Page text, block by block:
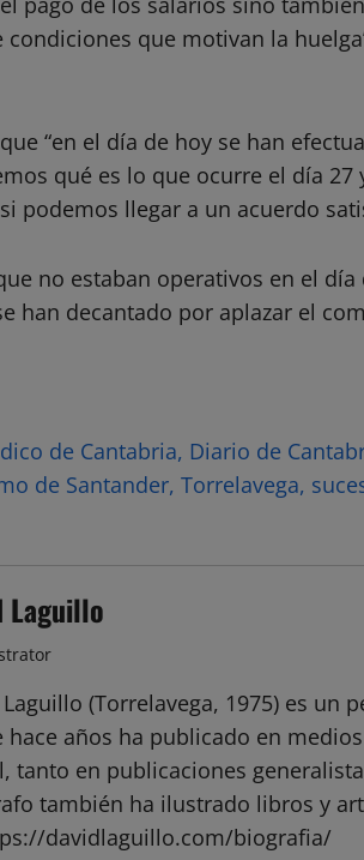
que motivan la
“en el día de hoy se han
qué es lo que ocurre el día
podemos llegar a un acuerdo
no estaban operativos en el
han decantado por aplazar el
de Cantabria, Diario de
de Santander, Torrelavega,
Laguillo
(Torrelavega, 1975) es un
hace años ha publicado en
tanto en publicaciones
también ha ilustrado libros y
davidlaguillo.com/biografia/